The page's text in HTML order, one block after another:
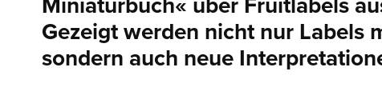
Miniaturbuch« über Fruitlabels
Gezeigt werden nicht nur Labels
sondern auch neue